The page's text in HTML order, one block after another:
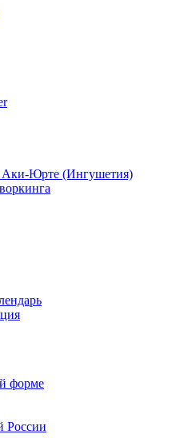
Аки-Юрте (Ингушетия)
форме
России